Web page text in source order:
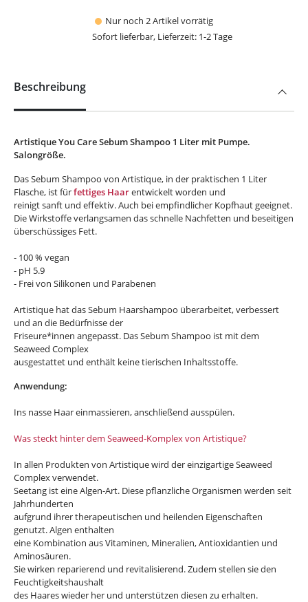
Nur noch 2 Artikel vorrätig
Sofort lieferbar, Lieferzeit: 1-2 Tage
Beschreibung
Artistique You Care Sebum Shampoo 1 Liter mit Pumpe.
Salongröße.
Das Sebum Shampoo von Artistique, in der praktischen 1 Liter
Flasche, ist fürfettiges Haarentwickelt worden und
reinigt sanft und effektiv. Auch bei empfindlicher Kopfhaut geeignet.
Die Wirkstoffe verlangsamen das schnelle Nachfetten und beseitigen
überschüssiges Fett.
- 100 % vegan
- pH 5.9
- Frei von Silikonen und Parabenen
Artistique hat das Sebum Haarshampoo überarbeitet, verbessert
und an die Bedürfnisse der
Friseure*innen angepasst. Das Sebum Shampoo ist mit dem
Seaweed Complex
ausgestattet und enthält keine tierischen Inhaltsstoffe.
Anwendung:
Ins nasse Haar einmassieren, anschließend ausspülen.
Was steckt hinter dem Seaweed-Komplex von Artistique?
In allen Produkten von Artistique wird der einzigartige Seaweed
Complex verwendet.
Seetang ist eine Algen-Art. Diese pflanzliche Organismen werden seit
Jahrhunderten
aufgrund ihrer therapeutischen und heilenden Eigenschaften
genutzt. Algen enthalten
eine Kombination aus Vitaminen, Mineralien, Antioxidantien und
Aminosäuren.
Sie wirken reparierend und revitalisierend. Zudem stellen sie den
Feuchtigkeitshaushalt
des Haares wieder her und unterstützen diesen zu erhalten.